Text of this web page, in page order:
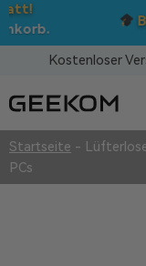
Back to
Kostenloser
Startseite -
PCs
MINI-PCS